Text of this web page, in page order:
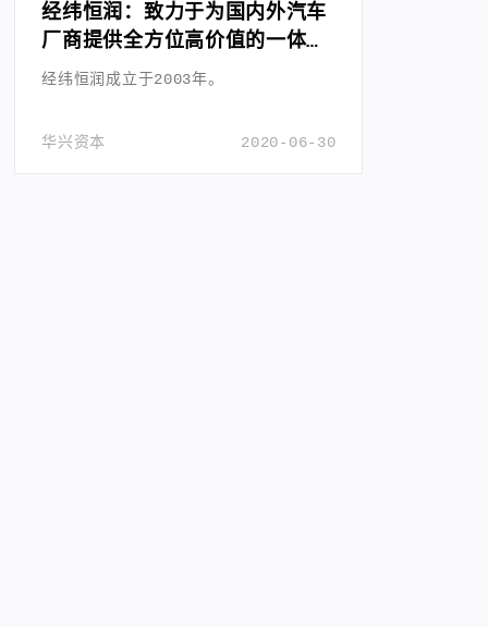
经纬恒润：致力于为国内外汽车
厂商提供全方位高价值的一体化
产品与服务
经纬恒润成立于2003年。
2020-06-30
华兴资本